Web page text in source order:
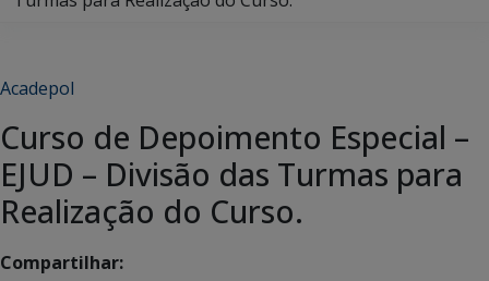
Acadepol
Curso de Depoimento Especial –
EJUD – Divisão das Turmas para
Realização do Curso.
Compartilhar: